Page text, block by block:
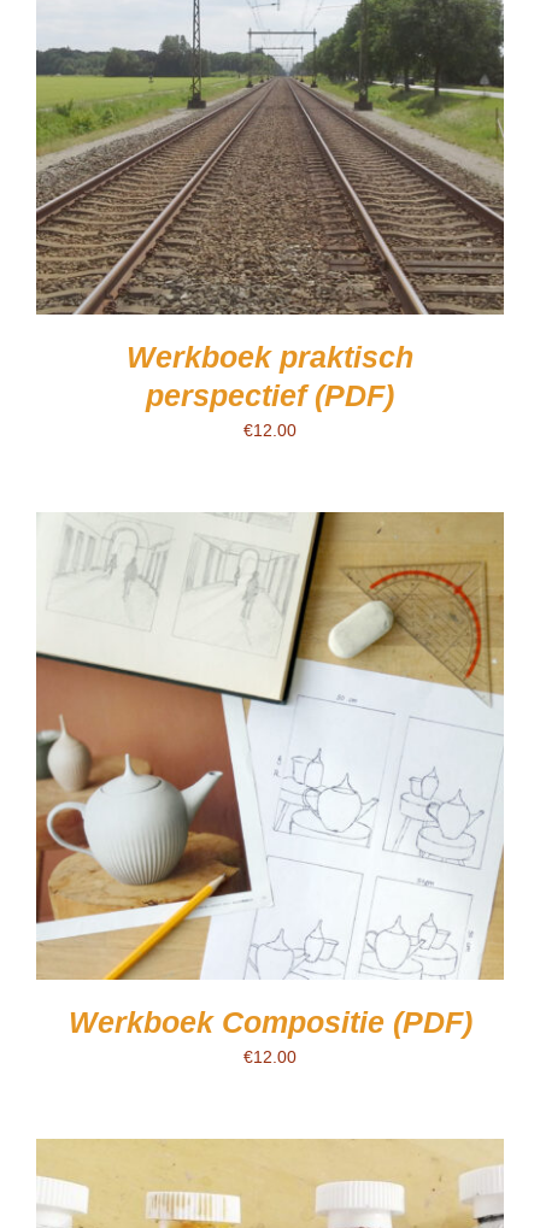
Werkboek praktisch
perspectief (PDF)
€12.00
Werkboek Compositie (PDF)
€12.00